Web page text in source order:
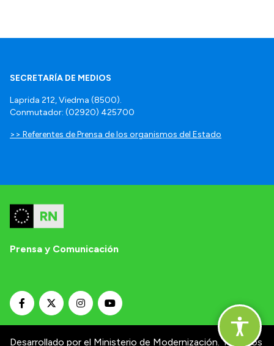
SECRETARÍA DE MEDIOS
Laprida 212, Viedma (8500).
Conmutador: (02920) 425700
>> Referentes de Prensa de los organismos del Estado
Prensa y Comunicación
Desarrollado por el Ministerio de Modernización. Términos